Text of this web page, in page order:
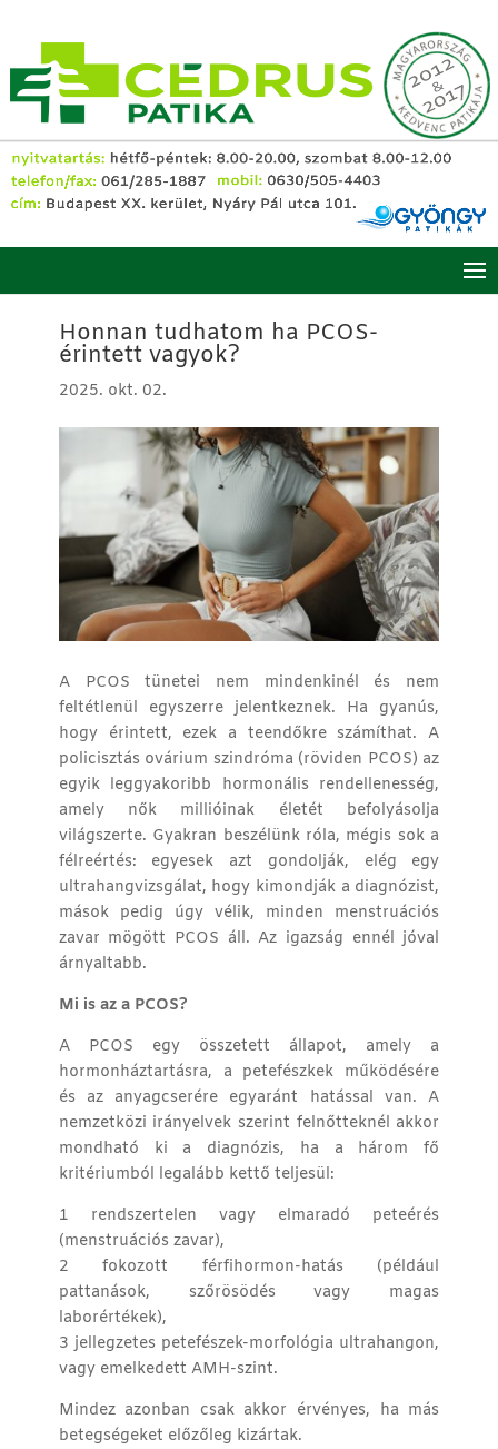
Honnan tudhatom ha PCOS-
érintett vagyok?
2025. okt. 02.
A PCOS tünetei nem mindenkinél és nem
feltétlenül egyszerre jelentkeznek. Ha gyanús,
hogy érintett, ezek a teendőkre számíthat.A
policisztás ovárium szindróma (röviden PCOS) az
egyik leggyakoribb hormonális rendellenesség,
amely nők millióinak életét befolyásolja
világszerte. Gyakran beszélünk róla, mégis sok a
félreértés: egyesek azt gondolják, elég egy
ultrahangvizsgálat, hogy kimondják a diagnózist,
mások pedig úgy vélik, minden menstruációs
zavar mögött PCOS áll. Az igazság ennél jóval
árnyaltabb.
Mi is az a PCOS?
A PCOS egy összetett állapot, amely a
hormonháztartásra, a petefészkek működésére
és az anyagcserére egyaránt hatással van. A
nemzetközi irányelvek szerint felnőtteknél akkor
mondható ki a diagnózis, ha a három fő
kritériumból legalább kettő teljesül:
1 rendszertelen vagy elmaradó peteérés
(menstruációs zavar),
2fokozott férfihormon-hatás (például
pattanások, szőrösödés vagy magas
laborértékek),
3jellegzetes petefészek-morfológia ultrahangon,
vagy emelkedett AMH-szint.
Mindez azonban csak akkor érvényes, ha más
betegségeket előzőleg kizártak.